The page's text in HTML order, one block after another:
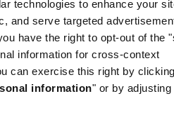
technologies to enhance your
and serve targeted
have the right to opt-out of the
information for cross-context
can exercise this right by
information" or by adjusting